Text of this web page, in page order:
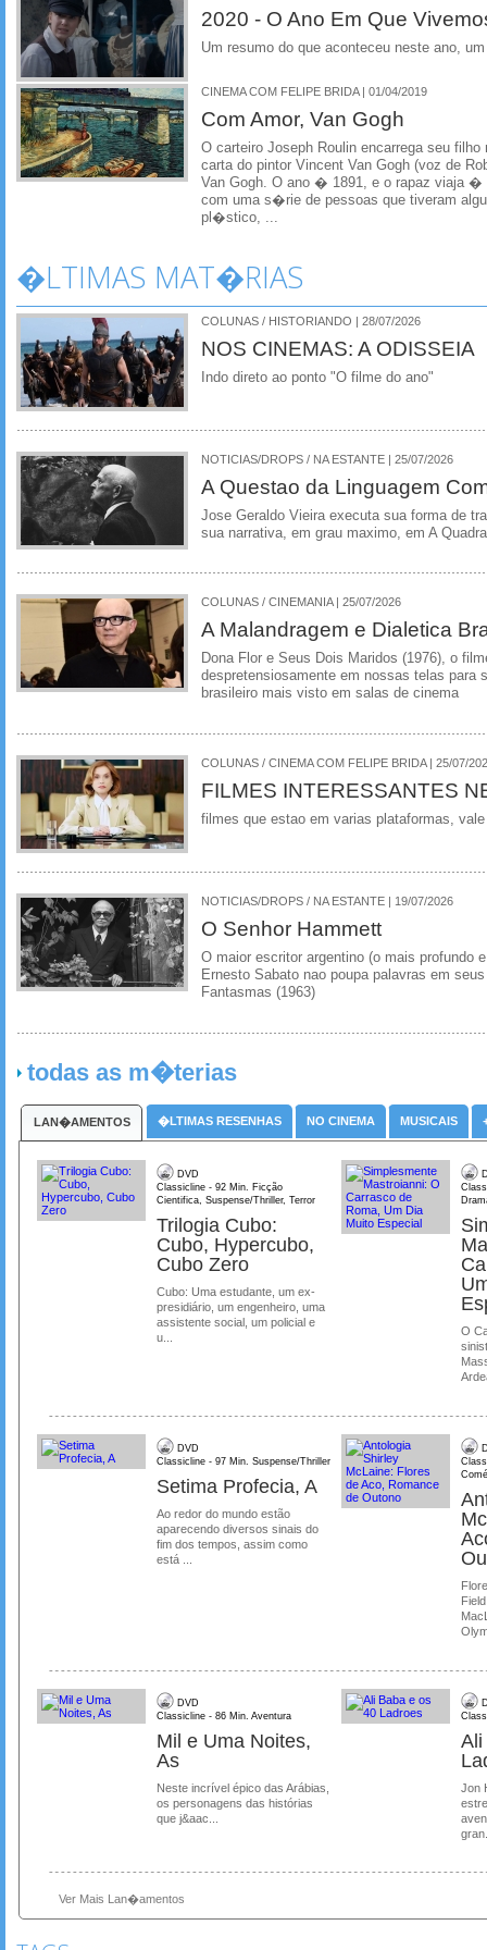
2020 - O Ano Em Que
Um resumo do que aconteceu neste ano,
CINEMA COM FELIPE BRIDA | 01/04/2019
Com Amor, Van Gogh
O carteiro Joseph Roulin encarrega seu
carta do pintor Vincent Van Gogh (voz de
Van Gogh. O ano � 1891, e o rapaz viaja
com uma s�rie de pessoas que tiveram
pl�stico, ...
�LTIMAS MAT�RIAS
COLUNAS / HISTORIANDO | 28/07/2026
NOS CINEMAS: A ODISSEIA
Indo direto ao ponto "O filme do ano"
NOTICIAS/DROPS / NA ESTANTE | 25/07/2026
A Questao da Linguagem
Jose Geraldo Vieira executa sua forma de
sua narrativa, em grau maximo, em A
COLUNAS / CINEMANIA | 25/07/2026
A Malandragem e Dialetica
Dona Flor e Seus Dois Maridos (1976), o
despretensiosamente em nossas telas para
brasileiro mais visto em salas de cinema
COLUNAS / CINEMA COM FELIPE BRIDA | 25/07/
FILMES INTERESSANTES
filmes que estao em varias plataformas,
NOTICIAS/DROPS / NA ESTANTE | 19/07/2026
O Senhor Hammett
O maior escritor argentino (o mais profundo
Ernesto Sabato nao poupa palavras em
Fantasmas (1963)
todas as m�terias
LAN�AMENTOS �LTIMAS RESENHAS NO CINEMA MUSICAIS
DVD
Classicline - 92 Min. Ficção
Cientifica, Suspense/Thriller, Terror
Trilogia Cubo:
Cubo, Hypercubo,
Cubo Zero
Cubo: Uma estudante, um ex-
presidiário, um engenheiro, uma
assistente social, um policial e
u...
O
DVD
Classicline - 97 Min. Suspense/Thriller
Setima Profecia, A
Ao redor do mundo estão
aparecendo diversos sinais do
fim dos tempos, assim como
está ...
DVD
Classicline - 86 Min. Aventura
Mil e Uma Noites,
As
Neste incrível épico das Arábias,
os personagens das histórias
que j&aac...
Ali
Jon
Ver Mais Lan�amentos